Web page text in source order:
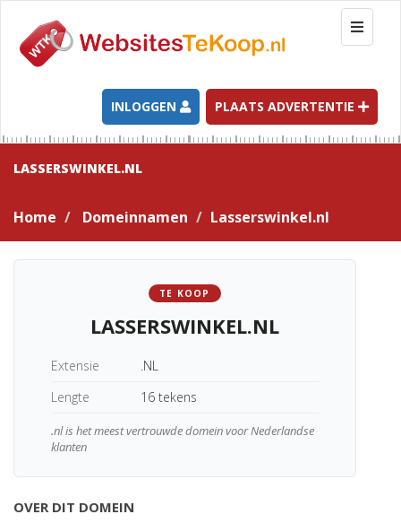
T
o
g
l
e
n
a
t
INLOGGEN PLAATS ADVERTENTIE
LASSERSWINKEL.NL
Home Domeinnamen Lasserswinkel.nl
TE KOOP
LASSERSWINKEL.NL
Extensie
.NL
Lengte
16 tekens
.nl is het meest vertrouwde domein voor Nederlandse
klanten
OVER DIT DOMEIN